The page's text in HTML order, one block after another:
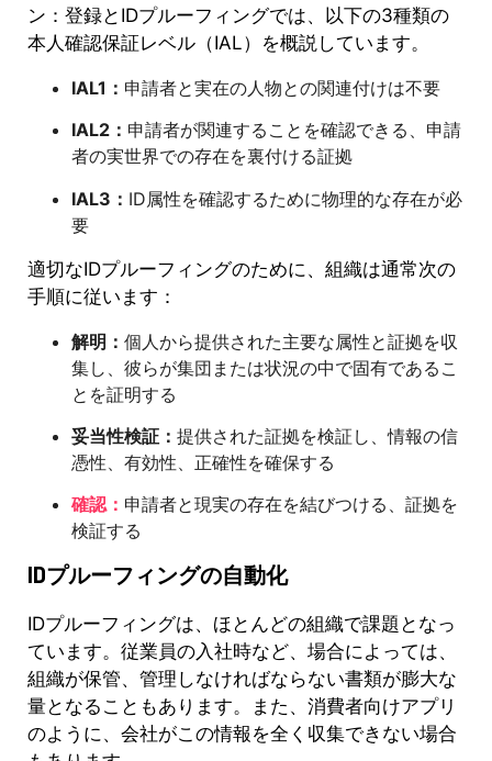
ン：登録とIDプルーフィングでは、以下の3種類の
本人確認保証レベル（IAL）を概説しています。
IAL1： 申請者と実在の人物との関連付けは不要
IAL2： 申請者が関連することを確認できる、申請
者の実世界での存在を裏付ける証拠
IAL3： ID属性を確認するために物理的な存在が必
要
適切なIDプルーフィングのために、組織は通常次の
手順に従います：
解明： 個人から提供された主要な属性と証拠を収
集し、彼らが集団または状況の中で固有であるこ
とを証明する
妥当性検証： 提供された証拠を検証し、情報の信
憑性、有効性、正確性を確保する
確認： 申請者と現実の存在を結びつける、証拠を
検証する
IDプルーフィングの自動化
IDプルーフィングは、ほとんどの組織で課題となっ
ています。従業員の入社時など、場合によっては、
組織が保管、管理しなければならない書類が膨大な
量となることもあります。また、消費者向けアプリ
のように、会社がこの情報を全く収集できない場合